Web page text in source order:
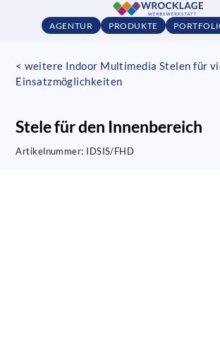
AGENTUR PRODUKTE
< weitere Indoor Multimedia Stelen für
Einsatzmöglichkeiten
Stele für den Innenbereich
Artikelnummer: IDSIS/FHD